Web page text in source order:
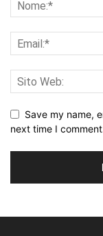
Save my name,
next time I